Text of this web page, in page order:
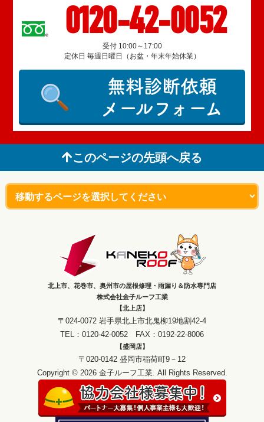
0120-42-0052
受付 10:00～17:00
定休日 毎週日曜日（お盆・年末年始休業）
無料診断依頼
メールフォーム
このページの先頭へ戻る
北上市、花巻市、奥州市の屋根修理・雨漏り＆防水専門店
株式会社金子ルーフ工業
【北上店】
〒024-0072 岩手県北上市北鬼柳19地割42-4
TEL：0120-42-0052 FAX：0192-22-8006
【盛岡店】
〒020-0142 盛岡市稲荷町9－12
Copyright © 2026 金子ルーフ工業. All Rights Reserved.